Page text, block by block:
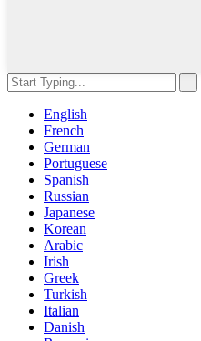
English
French
German
Portuguese
Spanish
Russian
Japanese
Korean
Arabic
Irish
Greek
Turkish
Italian
Danish